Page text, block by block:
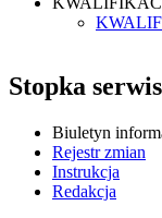
Stopka
Biuletyn
Rejestr zmian
Instrukcja
Redakcja